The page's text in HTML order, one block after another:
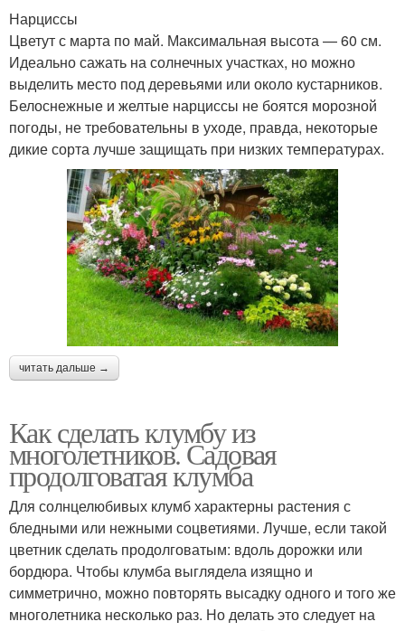
Нарциссы
Цветут с марта по май. Максимальная высота — 60 см.
Идеально сажать на солнечных участках, но можно
выделить место под деревьями или около кустарников.
Белоснежные и желтые нарциссы не боятся морозной
погоды, не требовательны в уходе, правда, некоторые
дикие сорта лучше защищать при низких температурах.
читать дальше →
Как сделать клумбу из
многолетников. Садовая
продолговатая клумба
Для солнцелюбивых клумб характерны растения с
бледными или нежными соцветиями. Лучше, если такой
цветник сделать продолговатым: вдоль дорожки или
бордюра. Чтобы клумба выглядела изящно и
симметрично, можно повторять высадку одного и того же
многолетника несколько раз. Но делать это следует на